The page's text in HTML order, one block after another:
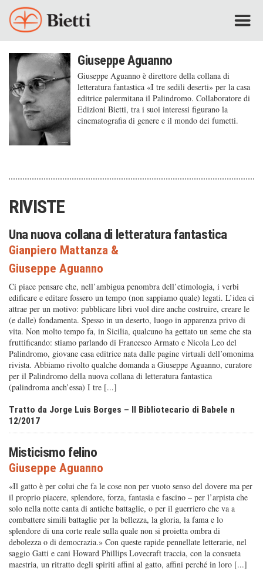
Giuseppe Aguanno
Giuseppe Aguanno è direttore della collana di
letteratura fan­tastica «I tre sedili deserti» per la casa
editrice palermitana il Palindromo. Collaboratore di
Edizioni Bietti, tra i suoi inte­ressi figurano la
cinematografia di genere e il mondo dei fumetti.
RIVISTE
Una nuova collana di letteratura fantastica
Gianpiero Mattanza &
Giuseppe Aguanno
Ci piace pensare che, nell’ambigua pe­nombra dell’etimologia, i verbi
edificare e editare fossero un tempo (non sappia­mo quale) legati. L’idea ci
attrae per un motivo: pubblicare libri vuol dire anche costruire, creare le
(e dalle) fondamenta. Spesso in un deserto, luogo in apparenza privo di
vita. Non molto tempo fa, in Si­cilia, qualcuno ha gettato un seme che sta
fruttificando: stiamo parlando di France­sco Armato e Nicola Leo del
Palindromo, giovane casa editrice nata dalle pagine virtuali dell’omonima
rivista. Abbiamo rivolto qualche domanda a Giuseppe Aguanno, curatore
per il Palindromo del­la nuova collana di letteratura fantastica
(palindroma anch’essa) I tre [...]
Tratto da Jorge Luis Borges – Il Bibliotecario di Babele n
12/2017
Misticismo felino
Giuseppe Aguanno
«Il gatto è per colui che fa le cose non per vuoto senso del dovere ma per
il pro­prio piacere, splendore, forza, fantasia e fascino – per l’arpista che
solo nella notte canta di antiche battaglie, o per il guerrie­ro che va a
combattere simili battaglie per la bellezza, la gloria, la fama e lo
splendore di una corte reale sulla quale non si proiet­ta ombra di
debolezza o di democrazia.» Con queste rapide pennellate letterarie, nel
saggio Gatti e cani Howard Phillips Lovecraft traccia, con la consueta
mae­stria, un ritratto degli spiriti affini al gatto, affini perché in loro [...]